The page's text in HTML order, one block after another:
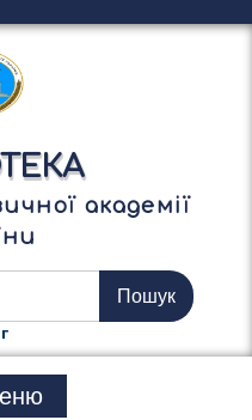
академії